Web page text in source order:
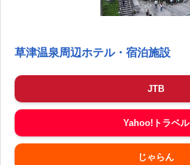
草津温泉周辺ホテル・宿泊施設
JTB
Yahoo!トラベル
じゃらん